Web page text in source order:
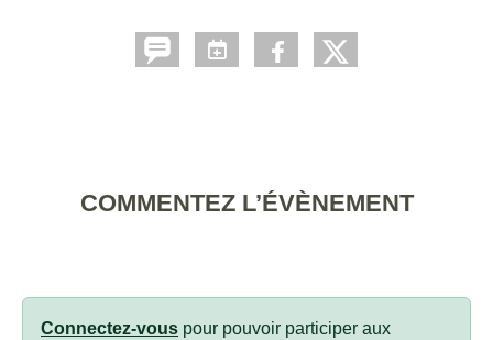
COMMENTEZ L’ÉVÈNEMENT
Connectez-vous pour pouvoir participer aux